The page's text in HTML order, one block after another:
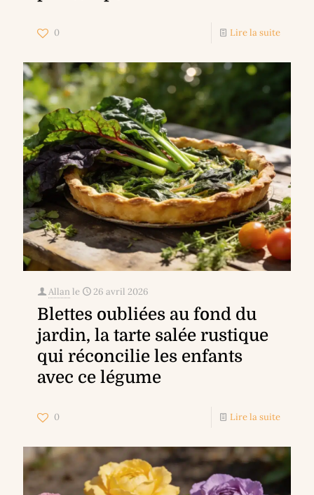
0 Lire la suite
Allan le 26 avril 2026
Blettes oubliées au fond du
jardin, la tarte salée rustique
qui réconcilie les enfants
avec ce légume
0 Lire la suite